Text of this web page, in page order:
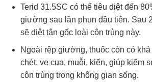
Terid 31.5SC có thể tiêu diệt đến
giường sau lần phun đầu tiên. Sau
sẽ diệt tận gốc loài côn trùng này.
Ngoài rệp giường, thuốc còn có
chét, ve cua, muỗi, kiến, giúp kiểm
côn trùng trong không gian sống.